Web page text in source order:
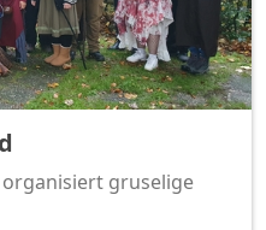
gruselige